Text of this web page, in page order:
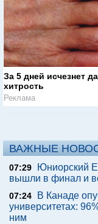
За 5 дней исчезнет
хитрость
Реклама
ВАЖНЫЕ
07:29
Юниорский
вышли в финал и
07:24
В Канаде
университетах:
ним